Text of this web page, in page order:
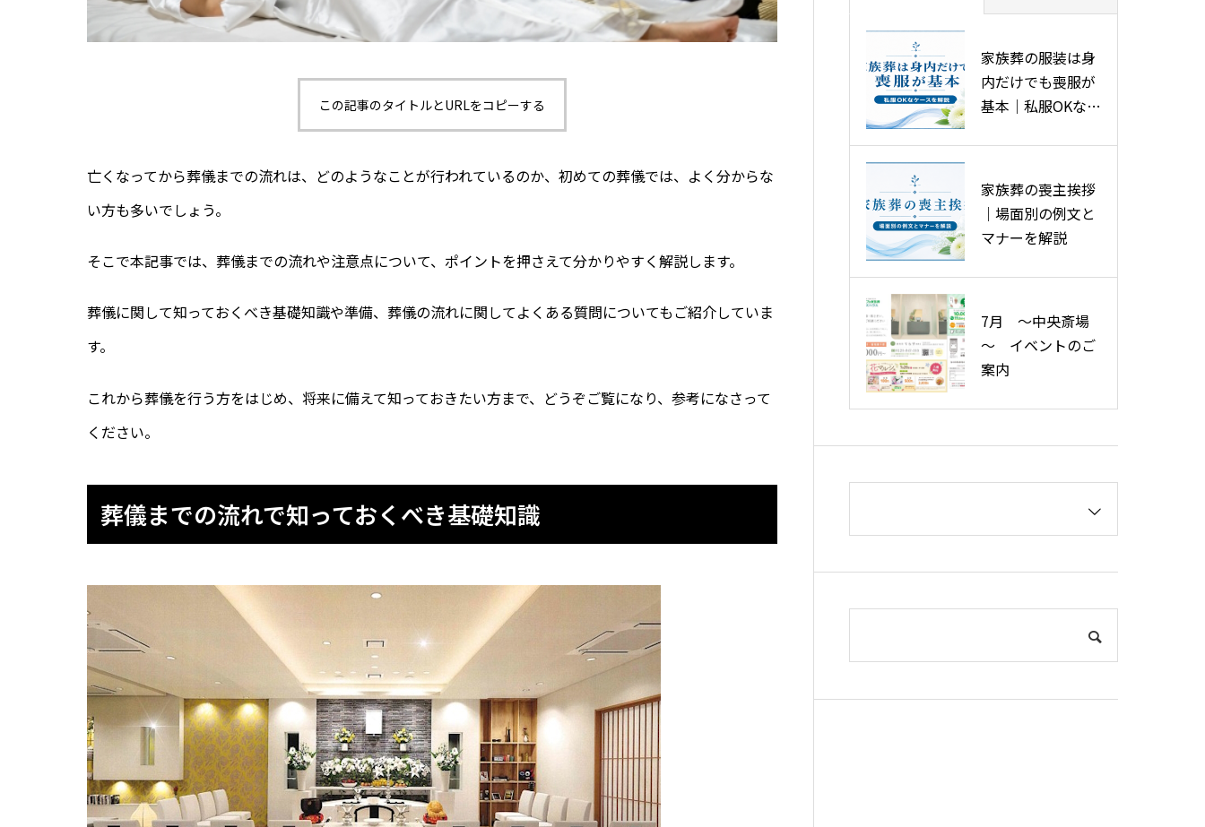
この記事のタイトルとURLをコピーする
亡くなってから葬儀までの流れは、どのようなことが行われているのか、初めての葬儀では、よく分からな
い方も多いでしょう。
そこで本記事では、葬儀までの流れや注意点について、ポイントを押さえて分かりやすく解説します。
葬儀に関して知っておくべき基礎知識や準備、葬儀の流れに関してよくある質問についてもご紹介していま
す。
これから葬儀を行う方をはじめ、将来に備えて知っておきたい方まで、どうぞご覧になり、参考になさって
ください。
葬儀までの流れで知っておくべき基礎知識
家族葬の服装は身
内だけでも喪服が
基本｜私服OKなケ
家族葬の喪主挨拶
｜場面別の例文と
マナーを解説
7月 ～中央斎場
～ イベントのご
案内
旭川市で安い葬儀
をする5つの方法
を徹底解説！葬儀